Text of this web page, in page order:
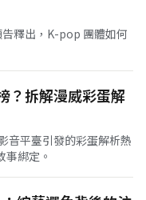
釋出，K-pop 團體如何
？拆解漫威彩蛋解
音平臺引發的彩蛋解析熱
綁定。